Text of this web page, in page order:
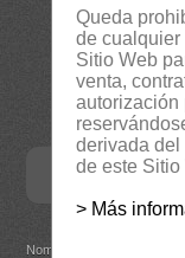
RSS
Servicios
Suscripción
Contacta
Nombre
Queda
de cualquier
Sitio Web
venta,
autorización
derivada
de este Sitio
> Más